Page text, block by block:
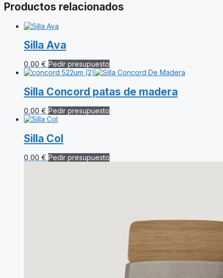
Productos relacionados
Silla Ava
0,00 € Pedir presupuesto
Silla Concord patas de madera
0,00 € Pedir presupuesto
Silla Col
0,00 € Pedir presupuesto